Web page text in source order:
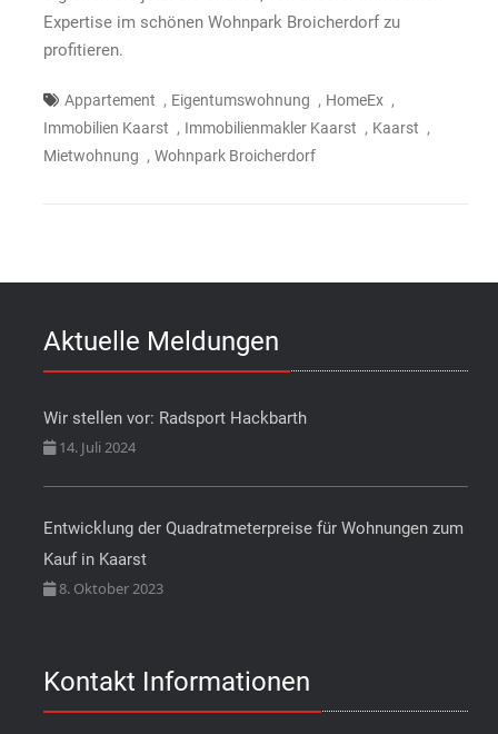
Expertise im schönen Wohnpark Broicherdorf zu
profitieren.
Appartement , Eigentumswohnung , HomeEx ,
Immobilien Kaarst , Immobilienmakler Kaarst , Kaarst ,
Mietwohnung , Wohnpark Broicherdorf
Aktuelle Meldungen
Wir stellen vor: Radsport Hackbarth
14. Juli 2024
Entwicklung der Quadratmeterpreise für Wohnungen zum
Kauf in Kaarst
8. Oktober 2023
Kontakt Informationen